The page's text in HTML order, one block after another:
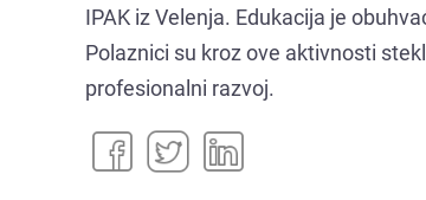
IPAK iz Velenja. Edukacija je
Polaznici su kroz ove aktivnosti
profesionalni razvoj.